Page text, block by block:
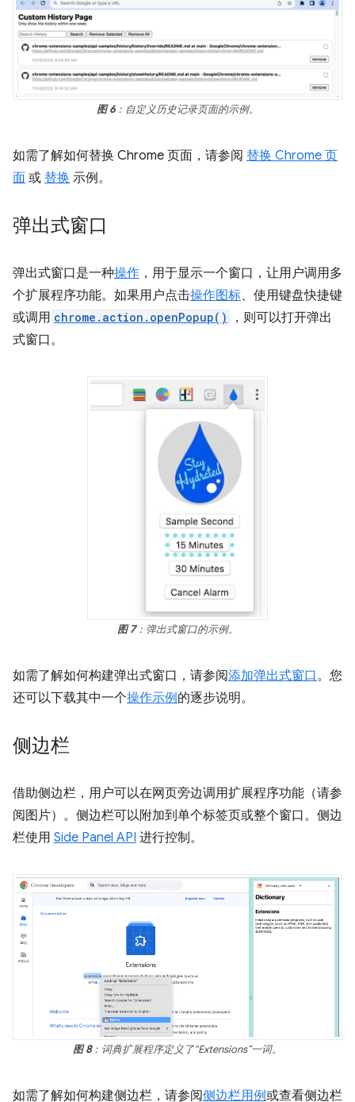
图 6：自定义历史记录页面的示例。
如需了解如何替换 Chrome 页面，请参阅 替换 Chrome 页
面 或 替换 示例。
弹出式窗口
弹出式窗口是一种操作 ，用于显示一个窗口，让用户调用多
个扩展程序功能。如果用户点击操作图标、使用键盘快捷键
或调用 chrome.action.openPopup()
，则可以打开弹出
式窗口。
图 7：弹出式窗口的示例。
如需了解如何构建弹出式窗口，请参阅添加弹出式窗口。您
还可以下载其中一个操作示例的逐步说明。
侧边栏
借助侧边栏，用户可以在网页旁边调用扩展程序功能（请参
阅图片）。侧边栏可以附加到单个标签页或整个窗口。侧边
栏使用 Side Panel API 进行控制。
图 8：词典扩展程序定义了“Extensions”一词。
如需了解如何构建侧边栏，请参阅侧边栏用例或查看侧边栏